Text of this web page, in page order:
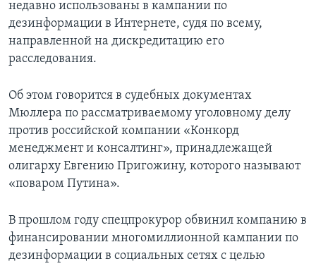
недавно использованы в кампании по
дезинформации в Интернете, судя по всему,
направленной на дискредитацию его
расследования.
Об этом говорится в судебных документах
Мюллера по рассматриваемому уголовному делу
против российской компании «Конкорд
менеджмент и консалтинг», принадлежащей
олигарху Евгению Пригожину, которого называют
«поваром Путина».
В прошлом году спецпрокурор обвинил компанию в
финансировании многомиллионной кампании по
дезинформации в социальных сетях с целью